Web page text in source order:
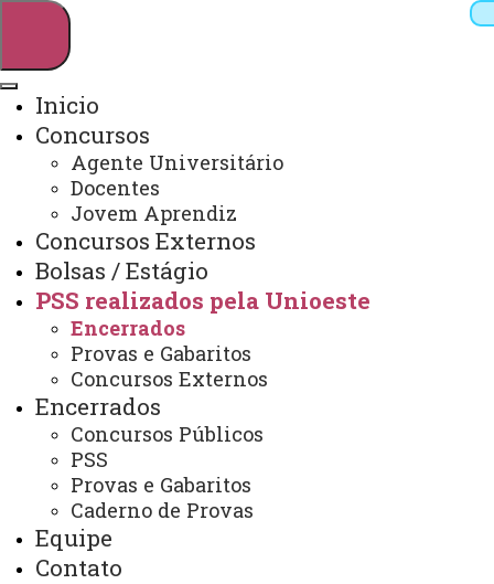
Webmail Sistemas
Arquivo Virtual
Inicio
Concursos
Agente Universitário
Docentes
Jovem Aprendiz
Concursos Externos
Bolsas / Estágio
PSS realizados pela Unioeste
Encerrados
Provas e Gabaritos
Concursos Externos
Encerrados
Concursos Públicos
PSS
Provas e Gabaritos
Caderno de Provas
Equipe
Contato
ENCERRADOS
Você está aqui:
PSS realizados pela Unioeste
Anteriores Odontologia
Programa de Residência em Odontologia 2017